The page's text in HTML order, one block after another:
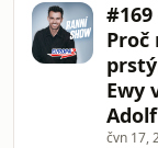
#169
Proč
Ewy
Adolf
čvn 17,